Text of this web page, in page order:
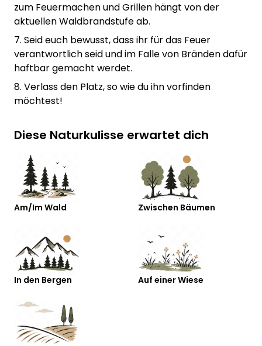
zum Feuermachen und Grillen hängt von der
aktuellen Waldbrandstufe ab.
7. Seid euch bewusst, dass ihr für das Feuer
verantwortlich seid und im Falle von Bränden dafür
haftbar gemacht werdet.
8. Verlass den Platz, so wie du ihn vorfinden
möchtest!
Diese Naturkulisse erwartet dich
Am/Im Wald Zwischen Bäumen
In den Bergen Auf einer Wiese